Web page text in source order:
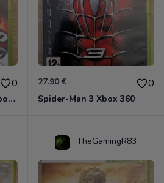
0
Split Second Velocity Xbox 360
27.90 € 0
Spider-Man 3 Xbox 360
TheGamingR83